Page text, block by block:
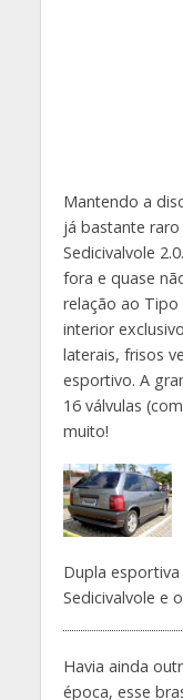
Mantendo a
já bastante
Sedicivalvole
fora e quase
relação ao Tipo
interior
laterais, frisos
esportivo. A
16 válvulas
muito!
Dupla
Sedicivalvole e
Havia ainda
época, esse